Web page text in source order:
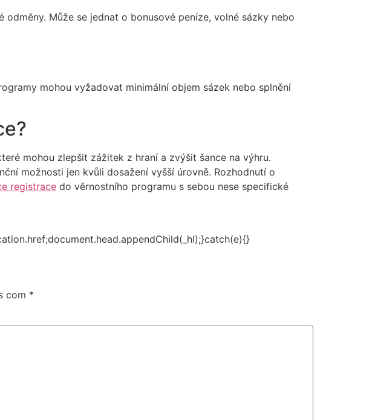
Může se jednat o bonusové peníze, volné sázky nebo
mohou vyžadovat minimální objem sázek nebo splnění
mohou zlepšit zážitek z hraní a zvýšit šance na výhru.
možnosti jen kvůli dosažení vyšší úrovně. Rozhodnutí o
registrace do věrnostního programu s sebou nese specifické
com *